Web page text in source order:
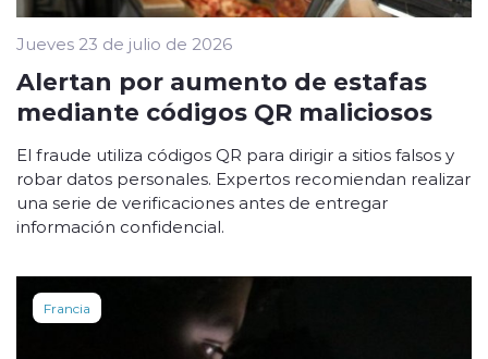
Jueves 23 de julio de 2026
Alertan por aumento de estafas
mediante códigos QR maliciosos
El fraude utiliza códigos QR para dirigir a sitios falsos y
robar datos personales. Expertos recomiendan realizar
una serie de verificaciones antes de entregar
información confidencial.
Francia